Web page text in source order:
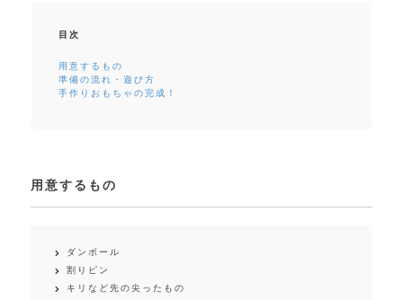
目次
用意するもの
準備の流れ・遊び方
手作りおもちゃの完成！
用意するもの
ダンボール
割りピン
キリなど先の尖ったもの